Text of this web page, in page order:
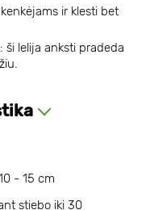
ir klesti bet
ši lelija anksti pradeda
- 15 cm
stiebo iki 30